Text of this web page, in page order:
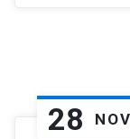
28 NOV